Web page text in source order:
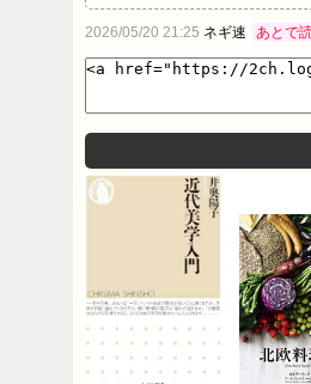
2026/05/20 21:25 ネギ速 あとで